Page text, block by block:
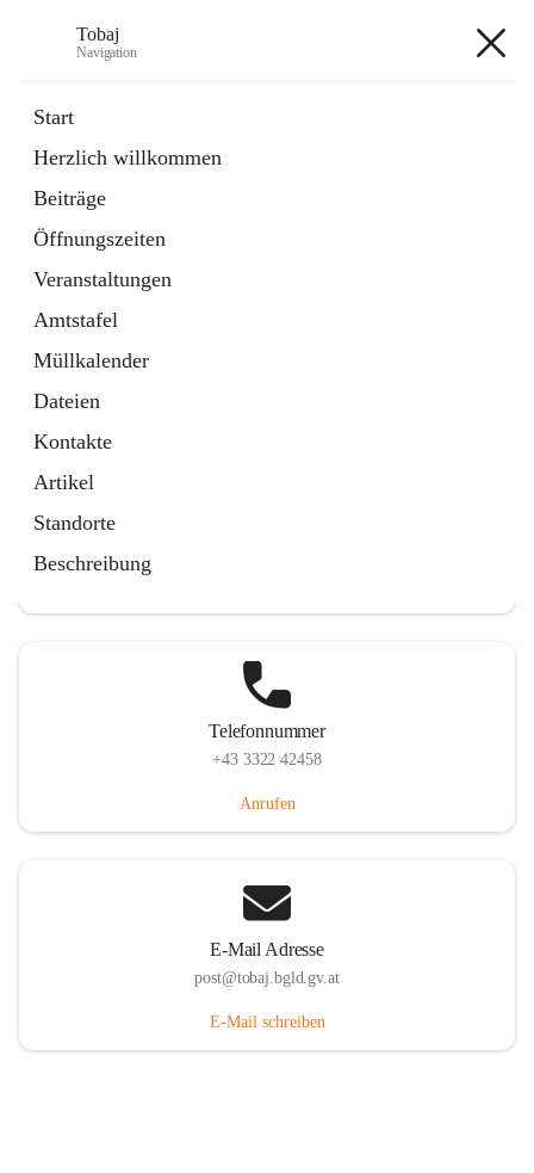
Tobaj
Navigation
Start
Herzlich willkommen
Beiträge
Öffnungszeiten
Veranstaltungen
Amtstafel
Müllkalender
Dateien
Kontakte
Artikel
Standorte
Beschreibung
Externe Webseite
in
Tab
Formulare
2 Schnellzugriffe
Telefonnummer
+43 3322 42458
Anrufen
E-Mail Adresse
post@tobaj.bgld.gv.at
E-Mail schreiben